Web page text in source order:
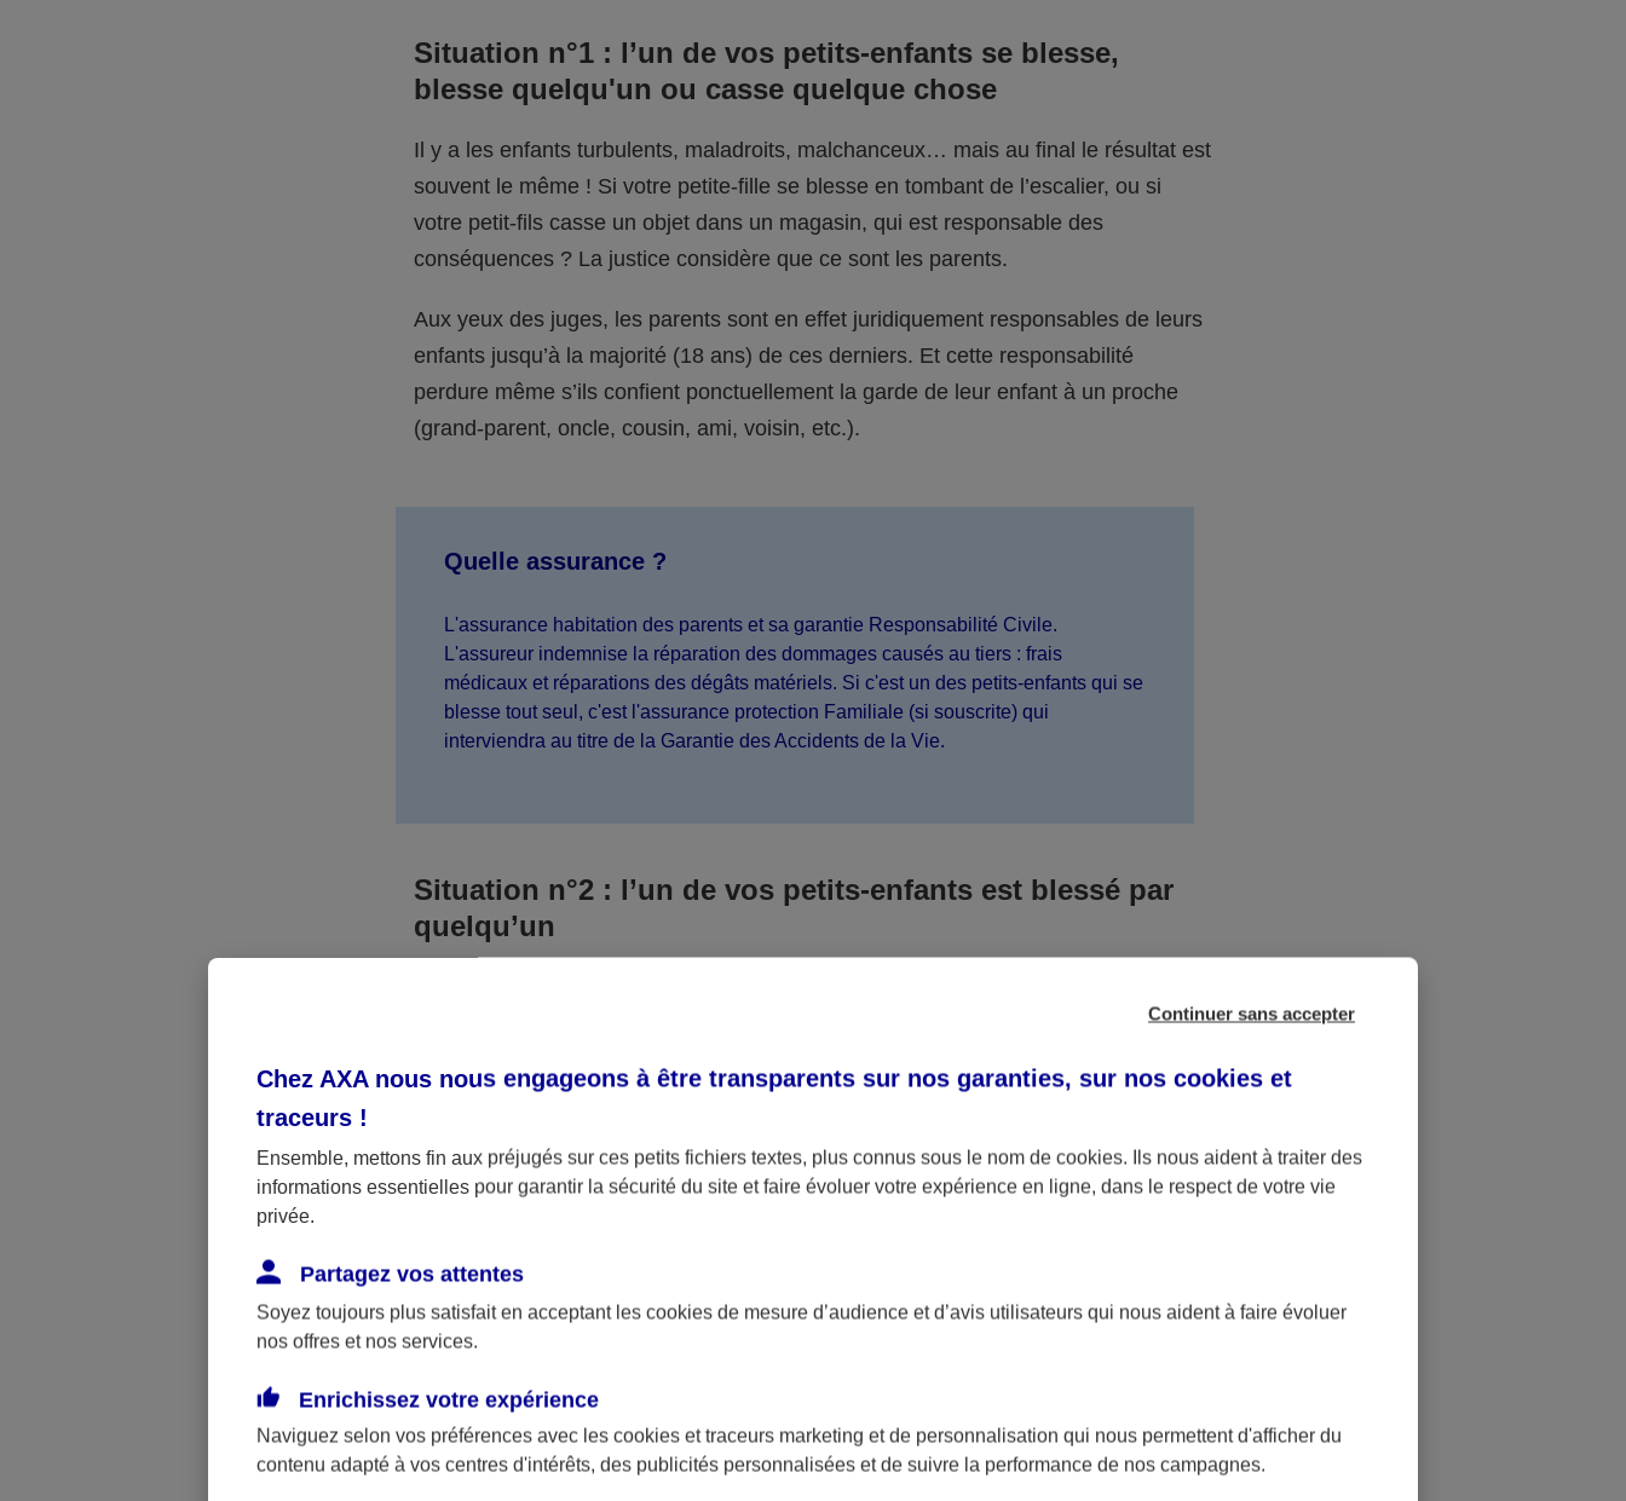
Situation n°1 : l’un de vos petits-enfants se blesse,
blesse quelqu'un ou casse quelque chose
Il y a les enfants turbulents, maladroits, malchanceux… mais au final le résultat est
souvent le même ! Si votre petite-fille se blesse en tombant de l’escalier, ou si
votre petit-fils casse un objet dans un magasin, qui est responsable des
conséquences ? La justice considère que ce sont les parents.
Aux yeux des juges, les parents sont en effet juridiquement responsables de leurs
enfants jusqu’à la majorité (18 ans) de ces derniers. Et cette responsabilité
perdure même s’ils confient ponctuellement la garde de leur enfant à un proche
(grand-parent, oncle, cousin, ami, voisin, etc.).
Quelle assurance ?
L'assurance habitation des parents et sa garantie Responsabilité Civile.
L'assureur indemnise la réparation des dommages causés au tiers : frais
médicaux et réparations des dégâts matériels. Si c'est un des petits-enfants qui se
blesse tout seul, c'est l'assurance protection Familiale (si souscrite) qui
interviendra au titre de la Garantie des Accidents de la Vie.
Situation n°2 : l’un de vos petits-enfants est blessé par
quelqu’un
responsable. Aux yeux de la justice, le responsable est la personne ayant entrainé
médicaux et éventuelles indemnisations en guise de dommage.
Néanmoins, si aucun responsable n’a été désigné ou retrouvé pour l’accident dont
a été victime votre petit-fils ou petite-fille, seule une assurance spécifique
fonctionner.
Quelle assurance ?
La responsabilité civile de la personne désignée comme responsable de
Continuer sans accepter
Chez AXA nous nous engageons à être transparents sur nos garanties, sur nos cookies et
traceurs !
Ensemble, mettons fin aux préjugés sur ces petits fichiers textes, plus connus sous le nom de cookies. Ils nous aident à traiter des
informations essentielles pour garantir la sécurité du site et faire évoluer votre expérience en ligne, dans le respect de votre vie
privée.
Partagez vos attentes
Soyez toujours plus satisfait en acceptant les cookies de mesure d’audience et d’avis utilisateurs qui nous aident à faire évoluer
nos offres et nos services.
Enrichissez votre expérience
Naviguez selon vos préférences avec les cookies et traceurs marketing et de personnalisation qui nous permettent d'afficher du
contenu adapté à vos centres d'intérêts, des publicités personnalisées et de suivre la performance de nos campagnes.